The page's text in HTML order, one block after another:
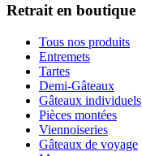
Retrait en boutique
Tous nos produits
Entremets
Tartes
Demi-Gâteaux
Gâteaux individuels
Pièces montées
Viennoiseries
Gâteaux de voyage